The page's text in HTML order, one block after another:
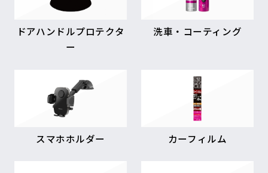
ドアハンドルプロテクタ
ー
洗車・コーティング
スマホホルダー カーフィルム